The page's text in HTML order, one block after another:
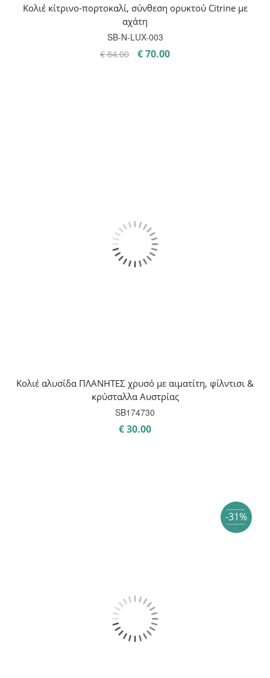
Κολιέ κίτρινο-πορτοκαλί, σύνθεση ορυκτού Citrine με
αχάτη
SB-Ν-LUX-003
€84.00
Original
€70.00Η
Κολιέ αλυσίδα ΠΛΑΝΗΤΕΣ χρυσό με αιματίτη, φίλντισι &
κρύσταλλα Αυστρίας
SB174730
€30.00
-31%